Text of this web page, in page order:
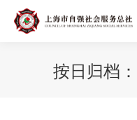
按日归档：